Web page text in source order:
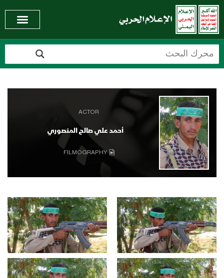
ACTOR
أحمد علي صالح المنصوري
FILMOGRAPHY